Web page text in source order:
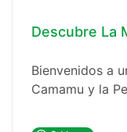
Descubre La
Bienvenidos a
Camamu y la
incomparable.